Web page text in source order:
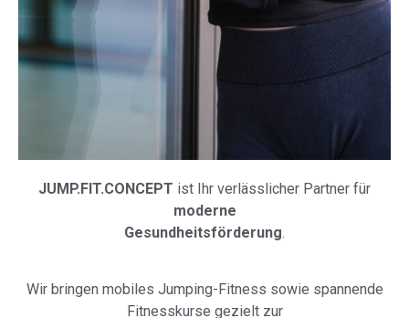
JUMP.FIT.CONCEPT ist Ihr verlässlicher Partner für
moderne
Gesundheitsförderung.
Wir bringen mobiles Jumping-Fitness sowie spannende
Fitnesskurse gezielt zur